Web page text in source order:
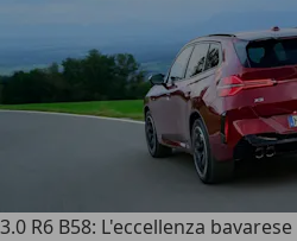
3.0 R6 B58: L'eccellenza